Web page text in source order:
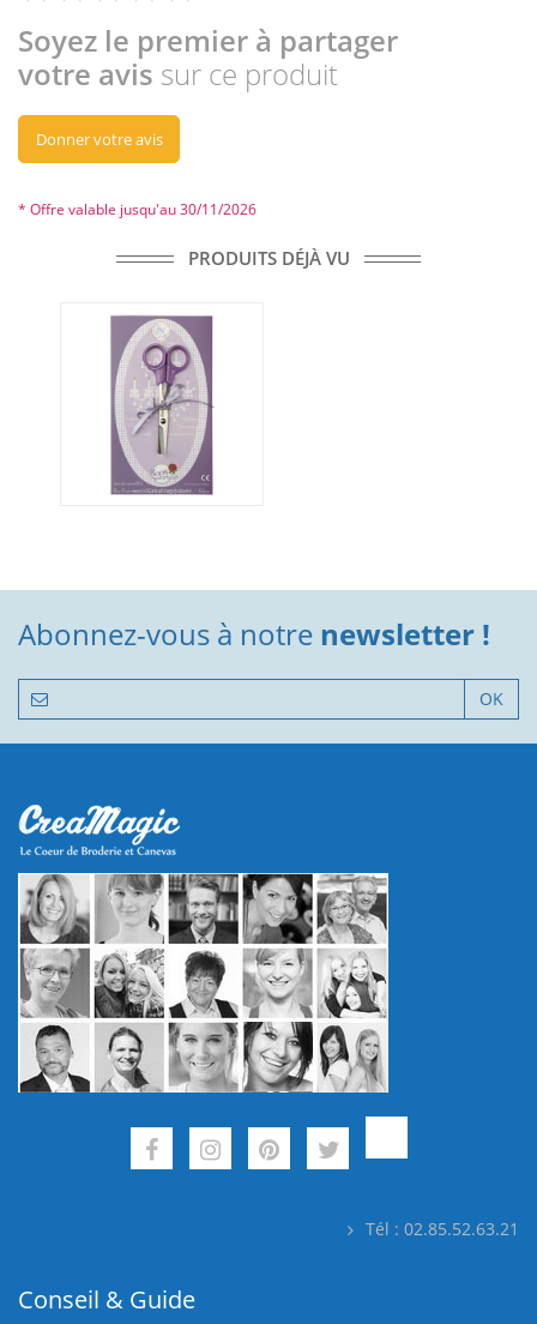
Soyez le premier à partager
votre avis sur ce produit
Donner votre avis
* Offre valable jusqu'au 30/11/2026
PRODUITS DÉJÀ VU
Abonnez-vous à notre newsletter !
OK
Tél : 02.85.52.63.21
Conseil & Guide